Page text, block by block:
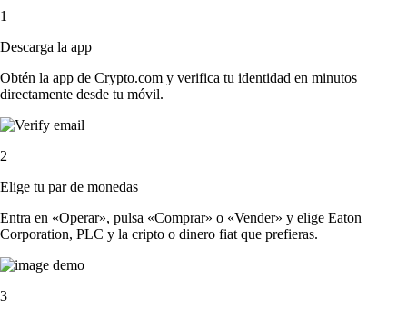
1
Descarga la app
Obtén la app de Crypto.com y verifica tu identidad en minutos
directamente desde tu móvil.
2
Elige tu par de monedas
Entra en «Operar», pulsa «Comprar» o «Vender» y elige Eaton
Corporation, PLC y la cripto o dinero fiat que prefieras.
3